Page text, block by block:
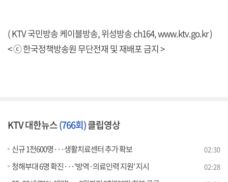
( KTV 국민방송 케이블방송, 위성방송 ch164,www.ktv.go.kr)
< ⓒ 한국정책방송원 무단전재 및 재배포 금지 >
KTV 대한뉴스(766회)클립영상
신규 1천600명···생활치료센터 추가 확보 02:30
청해부대 6명 확진···'방역·의료인력 지원' 지시 02:28